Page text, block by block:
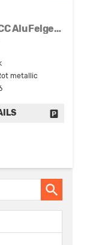
Comfort Kamera Klimaautomatik ACC Alu Felgen NSW
metallic